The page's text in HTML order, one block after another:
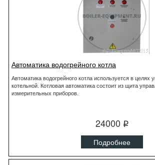
Автоматика водогрейного котла
Автоматика водогрейного котла используется в целях
котельной. Котловая автоматика состоит из щита
измерительных приборов.
24000 q
Подробнее